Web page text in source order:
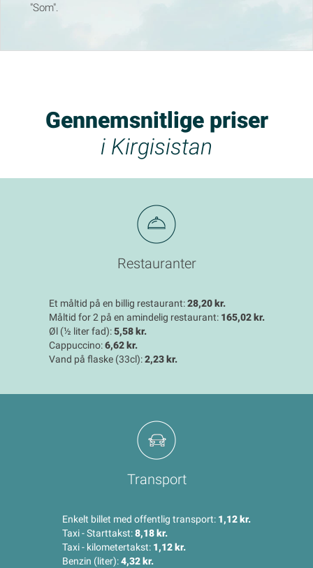
"Som".
Gennemsnitlige priser
i Kirgisistan
Restauranter
Et måltid på en billig restaurant:28,20 kr.
Måltid for 2 på en amindelig restaurant: 165,02 kr.
Øl (½ liter fad):5,58 kr.
Cappuccino:6,62 kr.
Vand på flaske (33cl):2,23 kr.
Transport
Enkelt billet med offentlig transport: 1,12 kr.
Taxi - Starttakst:8,18 kr.
Taxi - kilometertakst: 1,12 kr.
Benzin (liter):4,32 kr.